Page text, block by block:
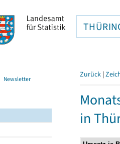
Newsletter Zurück |
in